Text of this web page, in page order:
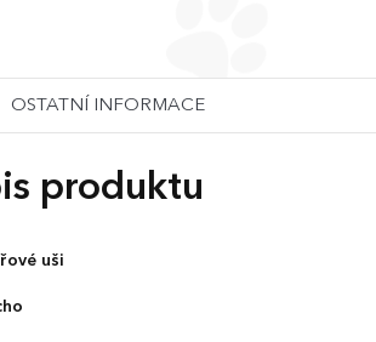
OSTATNÍ INFORMACE
produktu
uši